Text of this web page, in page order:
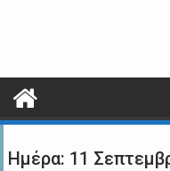
Ημέρα: 11